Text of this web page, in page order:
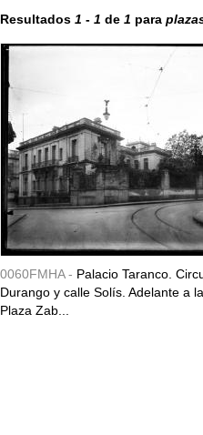
Resultados 1 - 1 de 1 para
0060FMHA - Palacio Taranco.
Durango y calle Solís. Adelante a
Plaza Zab...